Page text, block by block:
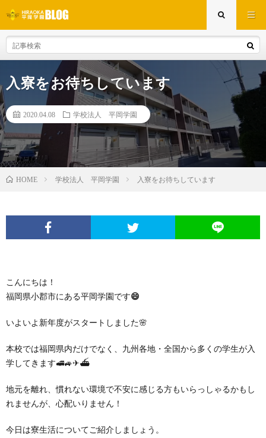
入寮をお待ちしています
2020.04.08 学校法人 平岡学園
HOME 学校法人 平岡学園 入寮をお待ちしています
こんにちは！
福岡県小郡市にある平岡学園です😄
いよいよ新年度がスタートしました🌸
本校では福岡県内だけでなく、九州各地・全国から多くの学生が入
学してきます🚅🚙✈⛴
地元を離れ、慣れない環境で不安に感じる方もいらっしゃるかもし
れませんが、心配いりません！
今日は寮生活についてご紹介しましょう。